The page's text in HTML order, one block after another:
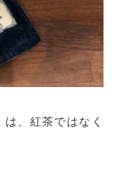
は、紅茶ではなく